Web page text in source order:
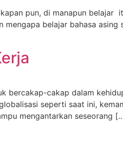
pun, di manapun belajar
belajar bahasa asing
bercakap-cakap dalam
seperti saat ini,
mengantarkan seseorang